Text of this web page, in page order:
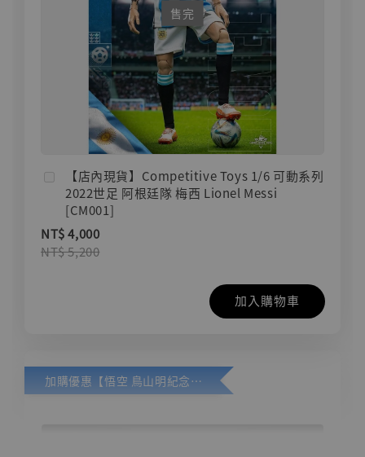
售完
【店內現貨】Competitive Toys 1/6 可動系列
2022世足 阿根廷隊 梅西 Lionel Messi
[CM001]
NT$ 4,000
NT$ 5,200
加入購物車
加購優惠【悟空 鳥山明紀念款 [奇蹟工作室]】